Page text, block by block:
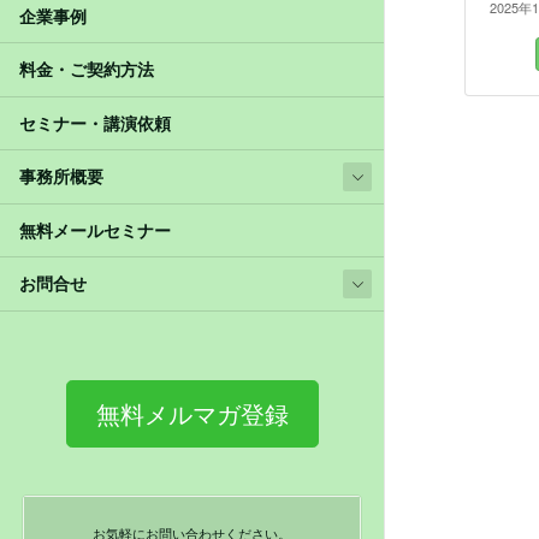
企業事例
料金・ご契約方法
セミナー・講演依頼
事務所概要
無料メールセミナー
お問合せ
無料メルマガ登録
お気軽にお問い合わせください。
2025年